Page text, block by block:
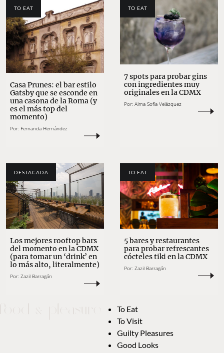
TO EAT
Casa Prunes: el bar estilo
Gatsby que se esconde en
una casona de la Roma (y
es el más top del
momento)
Por: Fernanda Hernández
TO EAT
7 spots para probar gins
con ingredientes muy
originales en la CDMX
Por: Alma Sofía Velázquez
DESTACADA
Los mejores rooftop bars
del momento en la CDMX
(para tomar un ‘drink’ en
lo más alto, literalmente)
Por: Zazil Barragán
TO EAT
5 bares y restaurantes
para probar refrescantes
cócteles tiki en la CDMX
Por: Zazil Barragán
To Eat
To Visit
Guilty Pleasures
Good Looks